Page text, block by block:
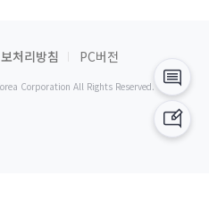
처리방침 PC버전
Corporation All Rights Reserved.